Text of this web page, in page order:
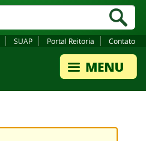
SUAP Portal Reitoria Contato